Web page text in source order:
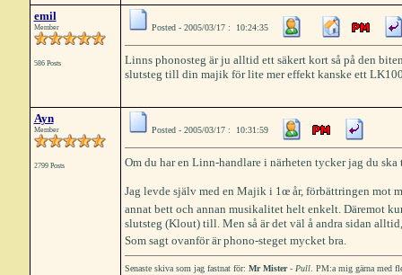
emil
Member
586 Posts
Posted - 2005/03/17 : 10:24:35
Linns phonosteg är ju alltid ett säkert kort så på den
slutsteg till din majik för lite mer effekt kanske ett
Ayn
Member
2799 Posts
Posted - 2005/03/17 : 10:31:59
Om du har en Linn-handlare i närheten tycker jag du
Jag levde själv med en Majik i 1œ år, förbättringen mot
annat bett och annan musikalitet helt enkelt. Däremot
slutsteg (Klout) till. Men så är det väl å andra sidan
Som sagt ovanför är phono-steget mycket bra.
Senaste skiva som jag fastnat för: Mr Mister- Pull. PM:a mig gärna med